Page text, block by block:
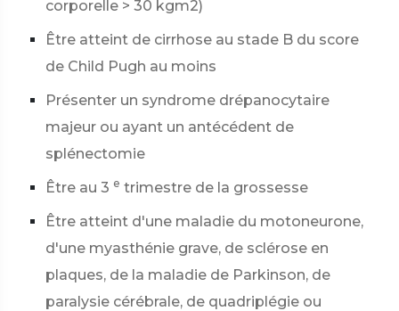
corporelle > 30 kgm2)
Être atteint de cirrhose au stade B du score
de Child Pugh au moins
Présenter un syndrome drépanocytaire
majeur ou ayant un antécédent de
splénectomie
Être au 3 e trimestre de la grossesse
Être atteint d'une maladie du motoneurone,
d'une myasthénie grave, de sclérose en
plaques, de la maladie de Parkinson, de
paralysie cérébrale, de quadriplégie ou